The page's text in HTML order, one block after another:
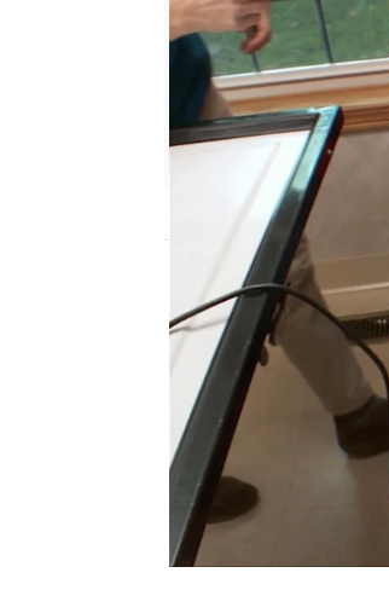
Madrid
Publicado:29 de
El dueño
días
Estuvo
disparos.
tiene una
qué le
remedio